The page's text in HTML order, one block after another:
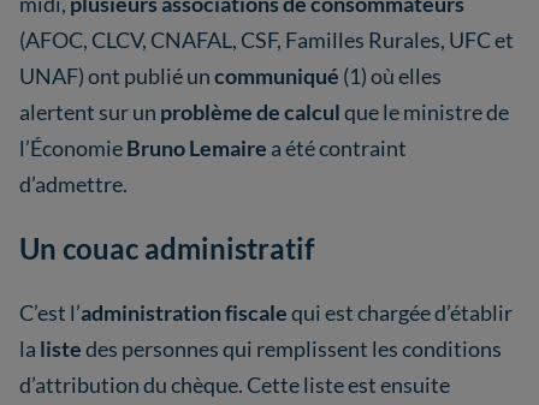
(AFOC, CLCV, CNAFAL, CSF, Familles Rurales, UFC et
UNAF) ont publié uncommuniqué (1) où elles
alertent sur un problème de calculque le ministre de
l’ÉconomieBruno Lemaire a été contraint
d’admettre.
Un couac administratif
C’est l’administration fiscalequi est chargée d’établir
la listedes personnes qui remplissent les conditions
d’attribution du chèque. Cette liste est ensuite